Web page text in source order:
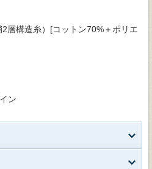
2層構造糸）[コットン70%＋ポリエ
ン